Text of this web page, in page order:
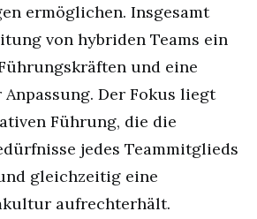
ermöglichen. Insgesamt
von hybriden Teams ein
und eine
Der Fokus liegt
Führung, die die
jedes Teammitglieds
gleichzeitig eine
aufrechterhält.